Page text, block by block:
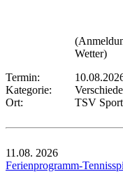
Wetter)
Termin:
Kategorie:
Ort:
TSV
11.08. 2026
Ferienprogramm-